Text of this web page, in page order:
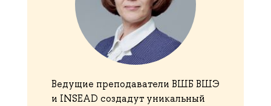
Ведущие преподаватели ВШБ ВШЭ
и INSEAD создадут уникальный